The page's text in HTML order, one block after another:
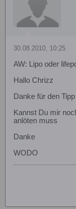
30.08.2010, 10:25
AW: Lipo oder
Hallo Chrizz
Danke für den Tipp
Kannst Du mir
anlöten muss
Danke
WODO